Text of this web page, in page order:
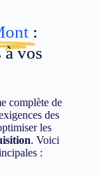
:
à vos
complète de
des
les
. Voici
: